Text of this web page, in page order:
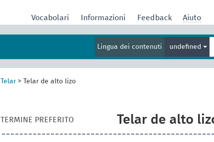
Vocabolari Informazioni Feedback Aiuto
Lingua dei contenuti undefined
Telar> Telar de alto lizo
TERMINE PREFERITO Telar de alto